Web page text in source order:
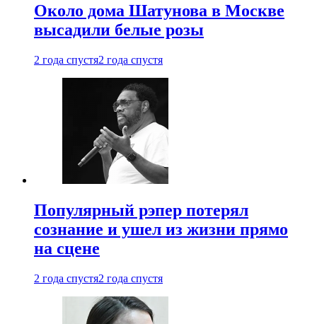
Около дома Шатунова в Москве
высадили белые розы
2 года спустя2 года спустя
Популярный рэпер потерял
сознание и ушел из жизни прямо
на сцене
2 года спустя2 года спустя